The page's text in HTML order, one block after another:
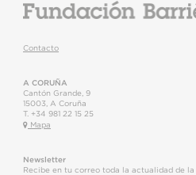
Contacto
A CORUÑA
Cantón Grande, 9
15003
A Coruña
T. +34 981 22 15 25
Mapa
Newsletter
Recibe en tu correo toda la actualidad de